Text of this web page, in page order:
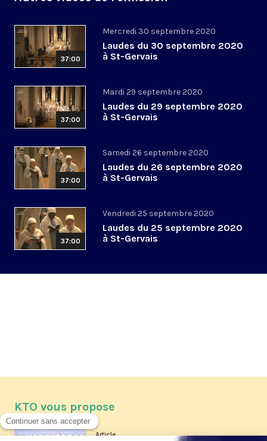
37:00
Mercredi 30 septembre 2020
Laudes du 30 septembre 2020
à St-Gervais
37:00
Mardi 29 septembre 2020
Laudes du 29 septembre 2020
à St-Gervais
37:00
Samedi 26 septembre 2020
Laudes du 26 septembre 2020
à St-Gervais
37:00
Vendredi 25 septembre 2020
Laudes du 25 septembre 2020
à St-Gervais
KTO vous propose
Article